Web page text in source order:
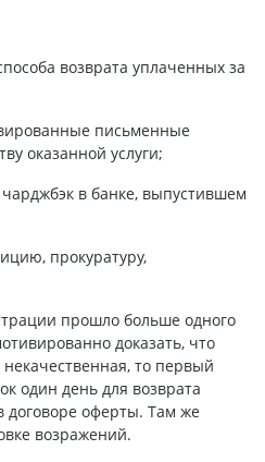
возврата уплаченных за
письменные
оказанной услуги;
в банке, выпустившем
прокуратуру,
прошло больше одного
доказать, что
некачественная, то первый
один день для возврата
договоре оферты. Там же
возражений.